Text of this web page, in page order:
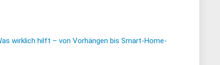
wirklich hilft – von Vorhängen bis Smart-Home-